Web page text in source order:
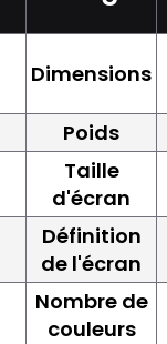
Dimensions
Poids
Taille
d'écran
Définition
de l'écran
Nombre de
couleurs